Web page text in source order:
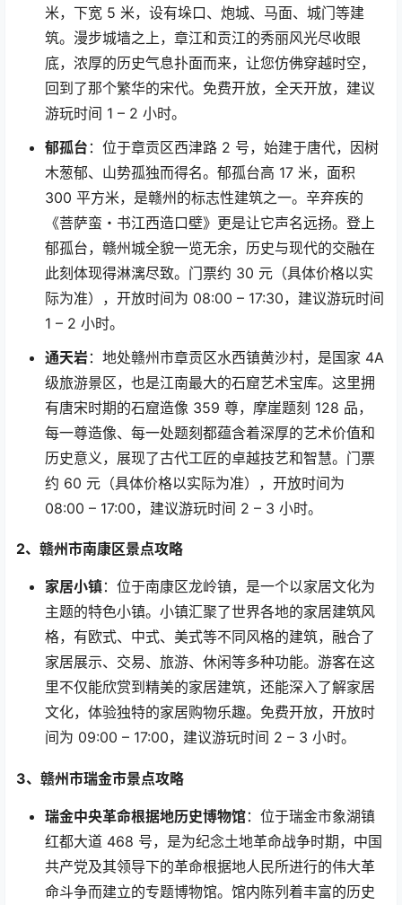
米，下宽 5 米，设有垛口、炮城、马面、城门等建
筑。漫步城墙之上，章江和贡江的秀丽风光尽收眼
底，浓厚的历史气息扑面而来，让您仿佛穿越时空，
回到了那个繁华的宋代。免费开放，全天开放，建议
游玩时间 1 – 2 小时。
郁孤台 ：位于章贡区西津路 2 号，始建于唐代，因树
木葱郁、山势孤独而得名。郁孤台高 17 米，面积
300 平方米，是赣州的标志性建筑之一。辛弃疾的
《菩萨蛮 ・ 书江西造口壁》更是让它声名远扬。登上
郁孤台，赣州城全貌一览无余，历史与现代的交融在
此刻体现得淋漓尽致。门票约 30 元（具体价格以实
际为准），开放时间为 08:00 – 17:30，建议游玩时间
1 – 2 小时。
通天岩：地处赣州市章贡区水西镇黄沙村，是国家 4A
级旅游景区，也是江南最大的石窟艺术宝库。这里拥
有唐宋时期的石窟造像 359 尊，摩崖题刻 128 品，
每一尊造像、每一处题刻都蕴含着深厚的艺术价值和
历史意义，展现了古代工匠的卓越技艺和智慧。门票
约 60 元（具体价格以实际为准），开放时间为
08:00 – 17:00，建议游玩时间 2 – 3 小时。
2、赣州市南康区景点攻略
家居小镇：位于南康区龙岭镇，是一个以家居文化为
主题的特色小镇。小镇汇聚了世界各地的家居建筑风
格，有欧式、中式、美式等不同风格的建筑，融合了
家居展示、交易、旅游、休闲等多种功能。游客在这
里不仅能欣赏到精美的家居建筑，还能深入了解家居
文化，体验独特的家居购物乐趣。免费开放，开放时
间为 09:00 – 17:00，建议游玩时间 2 – 3 小时。
3、赣州市瑞金市景点攻略
瑞金中央革命根据地历史博物馆：位于瑞金市象湖镇
红都大道 468 号，是为纪念土地革命战争时期，中国
共产党及其领导下的革命根据地人民所进行的伟大革
命斗争而建立的专题博物馆。馆内陈列着丰富的历史